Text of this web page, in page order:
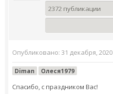
2372 публикации
Опубликовано: 31 декабря, 2020
Diman Олеся1979
Спасибо, с праздником Вас!